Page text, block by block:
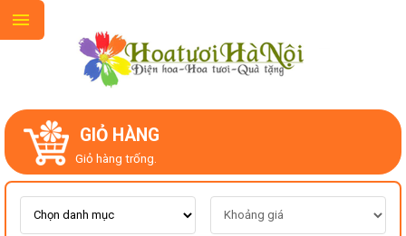
GIỎ HÀNG
Giỏ hàng trống.
GIỚI THIỆU
LIÊN HỆ